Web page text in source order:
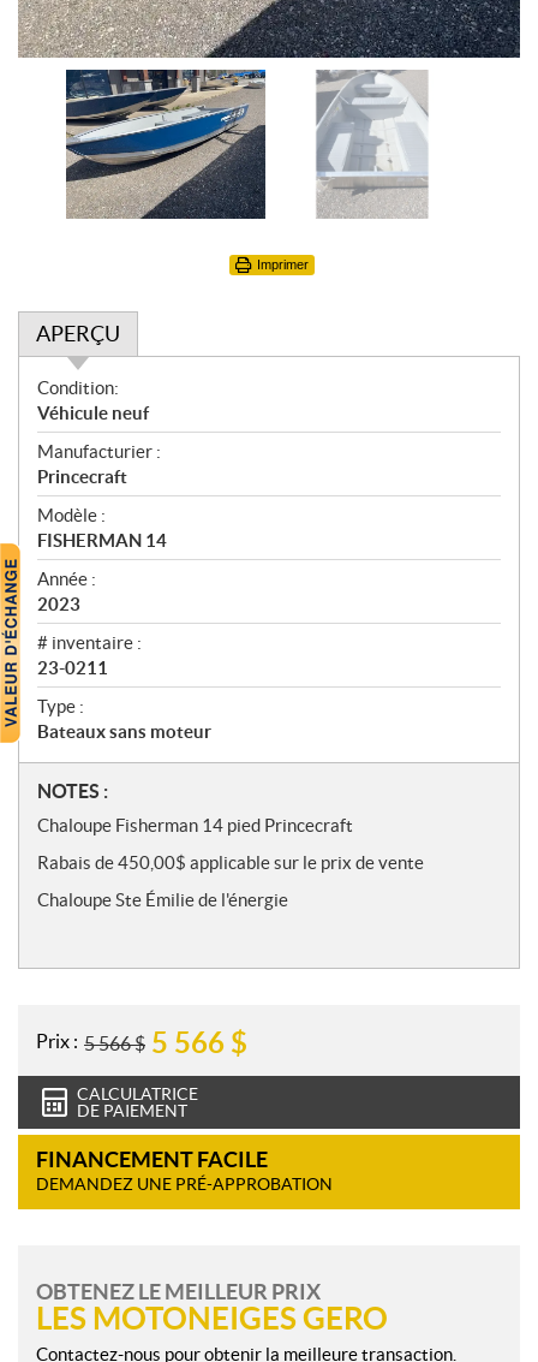
Imprimer
APERÇU
A
p
e
r
ç
u
Condition:
Véhicule neuf
Manufacturier :
Princecraft
Modèle :
FISHERMAN 14
Année :
2023
# inventaire :
23-0211
Type :
Bateaux sans moteur
N
o
e
s
NOTES :
Chaloupe Fisherman 14 pied Princecraft
Rabais de 450,00$ applicable sur le prix de vente
Chaloupe Ste Émilie de l'énergie
Prix : 5 566$ 5 566 $
CALCULATRICE
DE PAIEMENT
FINANCEMENT FACILE
DEMANDEZ UNE PRÉ-APPROBATION
OBTENEZ LE MEILLEUR PRIX
LES MOTONEIGES GERO
Contactez-nous pour obtenir la meilleure transaction.